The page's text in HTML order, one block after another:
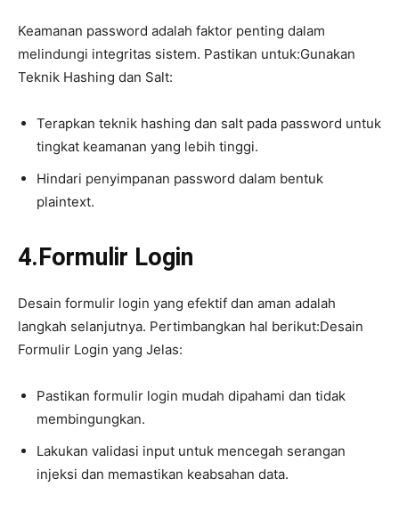
Keamanan password adalah faktor penting dalam
melindungi integritas sistem. Pastikan untuk:Gunakan
Teknik Hashing dan Salt:
Terapkan teknik hashing dan salt pada password untuk
tingkat keamanan yang lebih tinggi.
Hindari penyimpanan password dalam bentuk
plaintext.
4.Formulir Login
Desain formulir login yang efektif dan aman adalah
langkah selanjutnya. Pertimbangkan hal berikut:Desain
Formulir Login yang Jelas:
Pastikan formulir login mudah dipahami dan tidak
membingungkan.
Lakukan validasi input untuk mencegah serangan
injeksi dan memastikan keabsahan data.